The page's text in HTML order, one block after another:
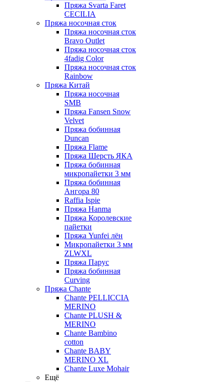
Пряжа Svarta Faret
CECILIA
Пряжа носочная сток
Пряжа носочная сток
Bravo Outlet
Пряжа носочная сток
4fadig Color
Пряжа носочная сток
Rainbow
Пряжа Китай
Пряжа носочная
SMB
Пряжа Fansen Snow
Velvet
Пряжа бобинная
Duncan
Пряжа Flame
Пряжа Шерсть ЯКА
Пряжа бобинная
микропайетки 3 мм
Пряжа бобинная
Ангора 80
Raffia Ispie
Пряжа Hanma
Пряжа Королевские
пайетки
Пряжа Yunfei лён
Микропайетки 3 мм
ZLWXL
Пряжа Парус
Пряжа бобинная
Curving
Пряжа Chante
Chante PELLICCIA
MERINO
Chante PLUSH &
MERINO
Chante Bambino
cotton
Chante BABY
MERINO XL
Chante Luxe Mohair
Ещё